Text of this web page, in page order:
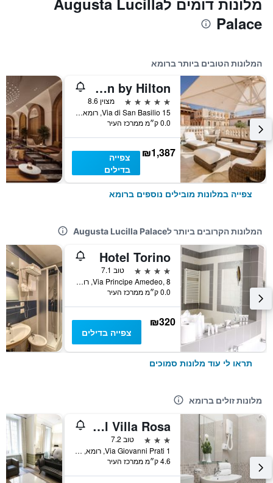
Palace
המלונות הטובים ביותר ברומא
Aleph Rome Hotel, Curio Collection by Hilton
5 כוכבים
מצוין 8.6
Via di San Basilio 15, רומא, איטליה
0.0 ק״מ ממרכז העיר
₪1,387
צפייה
בדילים
צפייה במלונות מובילים נוספים ברומא
המלונות הקרובים ביותר לAugusta Lucilla Palace
Hotel Torino
4 כוכבים
טוב 7.1
Via Principe Amedeo, 8, רומא, איטליה
0.0 ק״מ ממרכז העיר
₪320
צפייה בדילים
תראו לי עוד מלונות סמוכים
מלונות זולים ברומא
Hotel Villa Rosa
3 כוכבים
טוב 7.2
Via Giovanni Prati 1, רומא, איטליה
4.6 ק״מ ממרכז העיר